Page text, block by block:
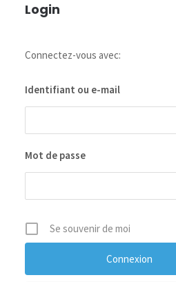
Login
Connectez-vous avec:
Identifiant ou e-mail
Mot de passe
Se souvenir de moi